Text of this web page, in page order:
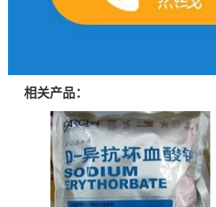
相关产品：